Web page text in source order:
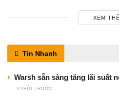
XEM
Tin Nhanh
Warsh sẵn sàng tăng lãi suất
3 PHÚT TRƯỚC